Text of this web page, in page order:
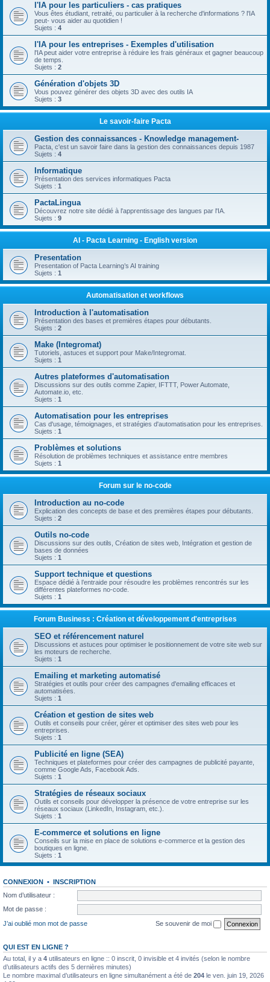
l'IA pour les particuliers - cas pratiques
Vous êtes étudiant, retraité, ou particulier à la recherche d'informations ? l'IA
peut- vous aider au quotidien !
Sujets : 4
l'IA pour les entreprises - Exemples d'utilisation
l'IA peut aider votre entreprise à réduire les frais généraux et gagner beaucoup
de temps.
Sujets : 2
Génération d'objets 3D
Vous pouvez générer des objets 3D avec des outils IA
Sujets : 3
Le savoir-faire Pacta
Gestion des connaissances - Knowledge management-
Pacta, c'est un savoir faire dans la gestion des connaissances depuis 1987
Sujets : 4
Informatique
Présentation des services informatiques Pacta
Sujets : 1
PactaLingua
Découvrez notre site dédié à l'apprentissage des langues par l'IA.
Sujets : 9
AI - Pacta Learning - English version
Presentation
Presentation of Pacta Learning’s AI training
Sujets : 1
Automatisation et workflows
Introduction à l'automatisation
Présentation des bases et premières étapes pour débutants.
Sujets : 2
Make (Integromat)
Tutoriels, astuces et support pour Make/Integromat.
Sujets : 1
Autres plateformes d'automatisation
Discussions sur des outils comme Zapier, IFTTT, Power Automate,
Automate.io, etc.
Sujets : 1
Automatisation pour les entreprises
Cas d'usage, témoignages, et stratégies d'automatisation pour les entreprises.
Sujets : 1
Problèmes et solutions
Résolution de problèmes techniques et assistance entre membres
Sujets : 1
Forum sur le no-code
Introduction au no-code
Explication des concepts de base et des premières étapes pour débutants.
Sujets : 2
Outils no-code
Discussions sur des outils, Création de sites web, Intégration et gestion de
bases de données
Sujets : 1
Support technique et questions
Espace dédié à l’entraide pour résoudre les problèmes rencontrés sur les
différentes plateformes no-code.
Sujets : 1
Forum Business : Création et développement d'entreprises
SEO et référencement naturel
Discussions et astuces pour optimiser le positionnement de votre site web sur
les moteurs de recherche.
Sujets : 1
Emailing et marketing automatisé
Stratégies et outils pour créer des campagnes d'emailing efficaces et
automatisées.
Sujets : 1
Création et gestion de sites web
Outils et conseils pour créer, gérer et optimiser des sites web pour les
entreprises.
Sujets : 1
Publicité en ligne (SEA)
Techniques et plateformes pour créer des campagnes de publicité payante,
comme Google Ads, Facebook Ads.
Sujets : 1
Stratégies de réseaux sociaux
Outils et conseils pour développer la présence de votre entreprise sur les
réseaux sociaux (LinkedIn, Instagram, etc.).
Sujets : 1
E-commerce et solutions en ligne
Conseils sur la mise en place de solutions e-commerce et la gestion des
boutiques en ligne.
Sujets : 1
CONNEXION • INSCRIPTION
Nom d’utilisateur :
Mot de passe :
J’ai oublié mon mot de passe
Se souvenir de moi
QUI EST EN LIGNE ?
Au total, il y a 4 utilisateurs en ligne :: 0 inscrit, 0 invisible et 4 invités (selon le nombre
d’utilisateurs actifs des 5 dernières minutes)
Le nombre maximal d’utilisateurs en ligne simultanément a été de 204 le ven. juin 19, 2026